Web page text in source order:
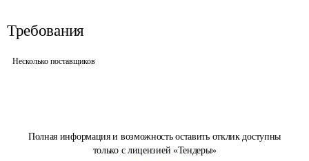
Полная информация и возможность оставить отклик доступны
только с лицензией «Тендеры»
Требования
Несколько поставщиков